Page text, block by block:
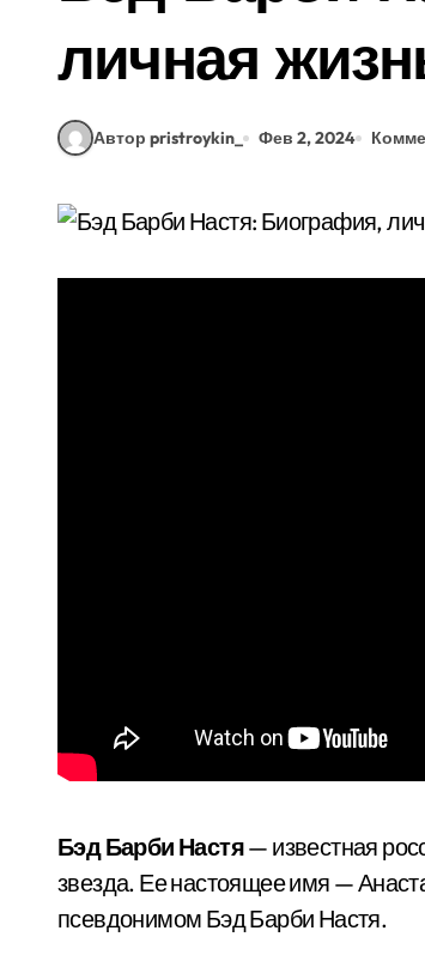
личная
Автор pristroykin_ Фев 2, 2024
Бэд Барби Настя— известная
звезда. Ее настоящее имя —
псевдонимом Бэд Барби Настя.